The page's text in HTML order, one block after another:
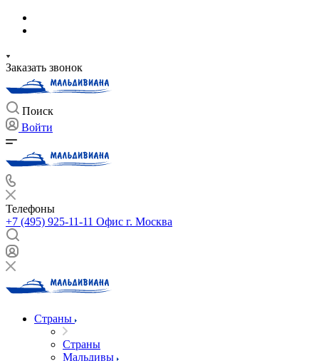
Заказать звонок
Поиск
Войти
Телефоны
+7 (495) 925-11-11 Офис г. Москва
Страны
Страны
Мальдивы